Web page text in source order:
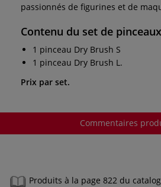
passionnés de figurines et de
Contenu du set de
1 pinceau Dry Brush S
1 pinceau Dry Brush L.
Prix par set.
Commentaires
Produits à la page 822 du